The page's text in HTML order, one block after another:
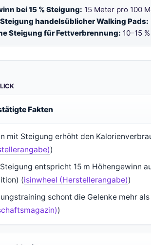
bei 15 % Steigung: 15 Meter pro 100
handelsüblicher Walking Pads:
Steigung für Fettverbrennung: 10–15 %
Fakten
mit Steigung erhöht den
)
Steigung entspricht 15 m Höhengewinn
(isinwheel (Herstellerangabe))
schont die Gelenke mehr
)